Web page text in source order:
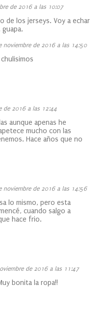
de 2016 a las 10:07
de los jerseys. Voy a echar
noviembre de 2016 a las 14:50
de 2016 a las 12:44
aunque apenas he
mucho con las
Hace años que no
noviembre de 2016 a las 14:56
lo mismo, pero esta
cuando salgo a
hace frio.
de 2016 a las 11:47
bonita la ropa!!